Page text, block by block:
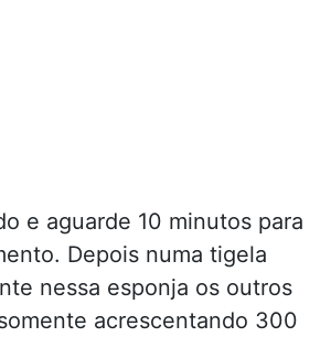
e aguarde 10 minutos para
Depois numa tigela
nessa esponja os outros
acrescentando 300